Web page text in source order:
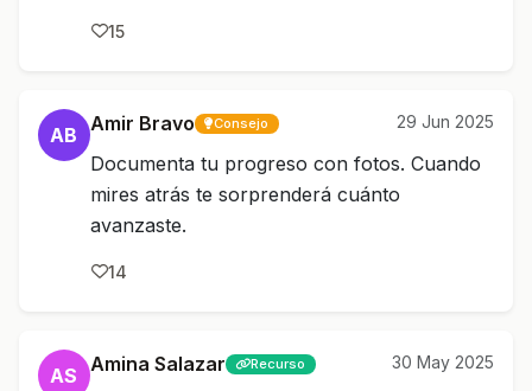
15
AB Amir Bravo Consejo 29 Jun 2025
Documenta tu progreso con fotos. Cuando
mires atrás te sorprenderá cuánto
avanzaste.
14
AS Amina Salazar Recurso 30 May 2025